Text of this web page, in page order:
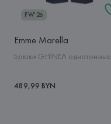
FW'26
Emme Marella
Брюки GHINEA однотонные
489,99 BYN